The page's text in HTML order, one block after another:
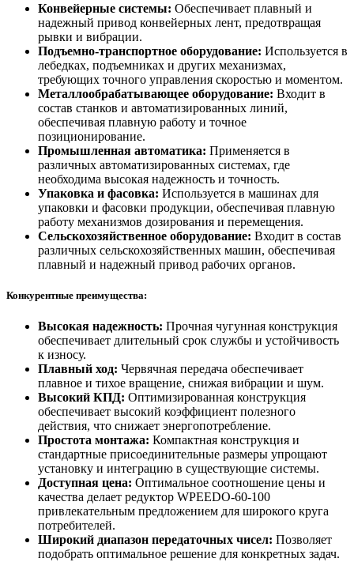
Конвейерные системы: Обеспечивает плавный и
надежный привод конвейерных лент, предотвращая
рывки и вибрации.
Подъемно-транспортное оборудование: Используется в
лебедках, подъемниках и других механизмах,
требующих точного управления скоростью и моментом.
Металлообрабатывающее оборудование: Входит в
состав станков и автоматизированных линий,
обеспечивая плавную работу и точное
позиционирование.
Промышленная автоматика: Применяется в
различных автоматизированных системах, где
необходима высокая надежность и точность.
Упаковка и фасовка: Используется в машинах для
упаковки и фасовки продукции, обеспечивая плавную
работу механизмов дозирования и перемещения.
Сельскохозяйственное оборудование: Входит в состав
различных сельскохозяйственных машин, обеспечивая
плавный и надежный привод рабочих органов.
Конкурентные преимущества:
Высокая надежность: Прочная чугунная конструкция
обеспечивает длительный срок службы и устойчивость
к износу.
Плавный ход: Червячная передача обеспечивает
плавное и тихое вращение, снижая вибрации и шум.
Высокий КПД: Оптимизированная конструкция
обеспечивает высокий коэффициент полезного
действия, что снижает энергопотребление.
Простота монтажа: Компактная конструкция и
стандартные присоединительные размеры упрощают
установку и интеграцию в существующие системы.
Доступная цена: Оптимальное соотношение цены и
качества делает редуктор WPEEDO-60-100
привлекательным предложением для широкого круга
потребителей.
Широкий диапазон передаточных чисел: Позволяет
подобрать оптимальное решение для конкретных задач.